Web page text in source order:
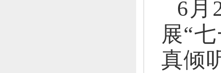
6月
展“
真倾